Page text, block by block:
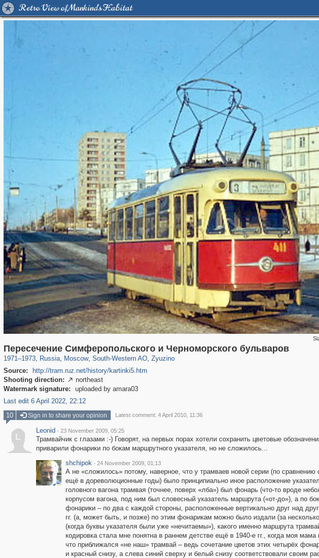
Retro View of Mankind's Habitat
Пересечение Симферопольского и Черноморского бульваров
1971–1973, Russia
1,405,989 29,243
, Moscow
319,716 8,286
, South-Western AO
12,410 76
, Zyuzino
631 5
Source:
http://tram.ruz.net/history/kartinki5.htm
Shooting direction:  northeast
Watermark signature:
uploaded by amara03
Last edit 6 April 2022, 22:12
10 Sign in to share your opinion Latest comment: 4 April 2010, 11:36
L
Leonid · 23 November 2009, 05:25
Трамвайчик с глазами :-) Говорят, на первых порах хотели сохранить цветовые
приварили фонарики по бокам маршрутного указателя, но не сложилось...
shchipok · 24 November 2009, 01:13
А не «сложилось» потому, наверное, что у трамваев новой серии (по
ещё в дореволюционные годы) было принципиально иное расположение
головного вагона трамвая (точнее, поверх «лба») был фонарь (что-то вроде
корпусом вагона, под ним был словесный указатель маршрута («от-до»), а по
фонарики – по два с каждой стороны, расположенные вертикально друг над
гг. (а, может быть, и позже) по этим фонарикам можно было издали (за
(когда буквы указателя были уже «нечитаемы»), какого именно маршрута
кодировка стала мне понятна в раннем детстве ещё в 1940-е гг., когда моя
что приближался «не наш» трамвай – ведь сочетание цветов этих четырёх
и красный снизу, а слева синий сверху и белый снизу соответствовали своим